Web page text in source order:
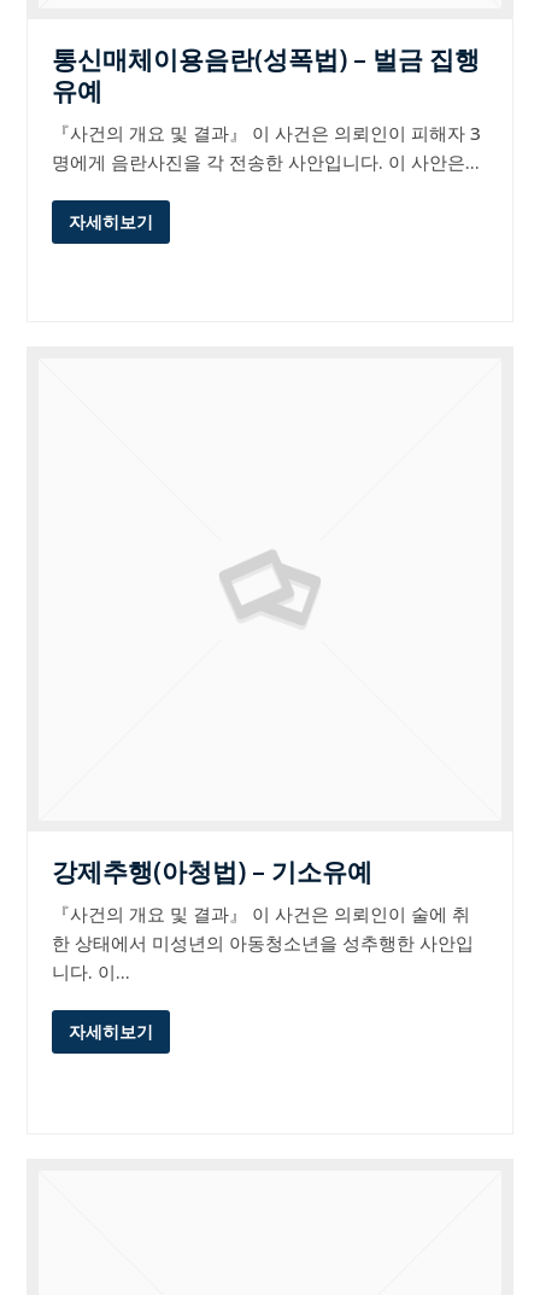
통신매체이용음란(성폭법) – 벌금 집행
유예
『사건의 개요 및 결과』 이 사건은 의뢰인이 피해자 3
명에게 음란사진을 각 전송한 사안입니다. 이 사안은…
자세히보기
강제추행(아청법) – 기소유예
『사건의 개요 및 결과』 이 사건은 의뢰인이 술에 취
한 상태에서 미성년의 아동청소년을 성추행한 사안입
니다. 이…
자세히보기